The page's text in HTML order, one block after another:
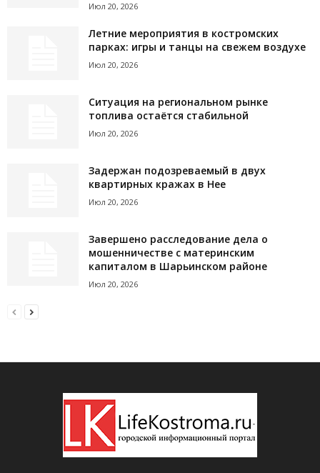
Июл 20, 2026
Летние мероприятия в костромских
парках: игры и танцы на свежем воздухе
Июл 20, 2026
Ситуация на региональном рынке
топлива остаётся стабильной
Июл 20, 2026
Задержан подозреваемый в двух
квартирных кражах в Нее
Июл 20, 2026
Завершено расследование дела о
мошенничестве с материнским
капиталом в Шарьинском районе
Июл 20, 2026